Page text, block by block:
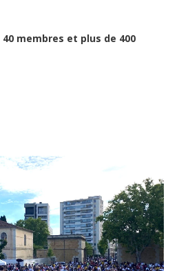
membres et plus de 400